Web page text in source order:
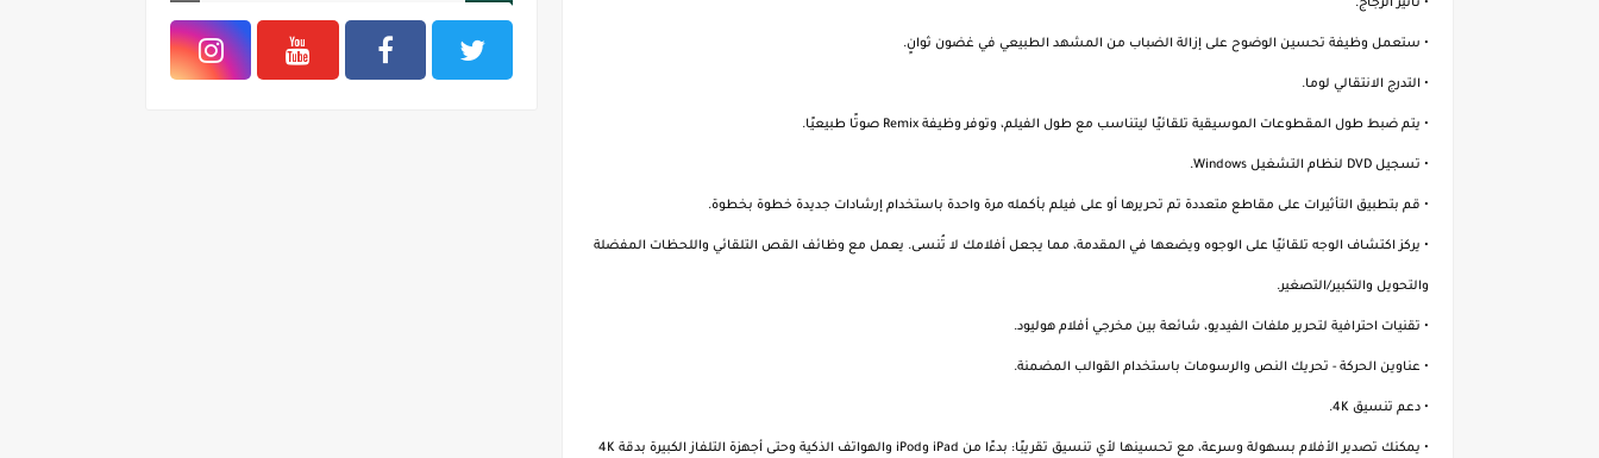
• تأثير الزجاج.
• ستعمل وظيفة تحسين الوضوح على إزالة الضباب من المشهد الطبيعي في غضون ثوانٍ.
• التدرج الانتقالي لوما.
• يتم ضبط طول المقطوعات الموسيقية تلقائيًا ليتناسب مع طول الفيلم، وتوفر وظيفة Remix صوتًا طبيعيًا.
• تسجيل DVD لنظام التشغيل Windows.
• قم بتطبيق التأثيرات على مقاطع متعددة تم تحريرها أو على فيلم بأكمله مرة واحدة باستخدام إرشادات جديدة خطوة بخطوة.
• يركز اكتشاف الوجه تلقائيًا على الوجوه ويضعها في المقدمة، مما يجعل أفلامك لا تُنسى. يعمل مع وظائف القص التلقائي واللحظات المفضلة
والتحويل والتكبير/التصغير.
• تقنيات احترافية لتحرير ملفات الفيديو، شائعة بين مخرجي أفلام هوليود.
• عناوين الحركة - تحريك النص والرسومات باستخدام القوالب المضمنة.
• دعم تنسيق 4K.
• يمكنك تصدير الأفلام بسهولة وسرعة، مع تحسينها لأي تنسيق تقريبًا: بدءًا من iPad وiPod والهواتف الذكية وحتى أجهزة التلفاز الكبيرة بدقة 4K